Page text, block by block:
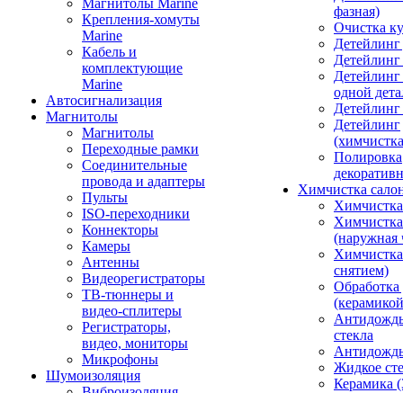
Магнитолы Marine
Крепления-хомуты
Marine
Кабель и
комплектующие
Marine
Автосигнализация
Магнитолы
Магнитолы
Переходные рамки
Соединительные
провода и адаптеры
Пульты
ISO-переходники
Коннекторы
Камеры
Антенны
Видеорегистраторы
ТВ-тюннеры и
видео-сплитеры
Регистраторы,
видео, мониторы
Микрофоны
Шумоизоляция
фазная)
Очистка
Детейлинг
одной
Детейлинг
Полировка
Химчистка
(наружная
снятием)
Обработка
стекла
Жидкое
Керамика